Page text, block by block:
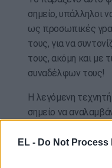
EL - Do Not
σημείο, υπάλληλοι
ως προσωπικές
τους, για να
τους, ακόμη και με
συναδέλφων τους!
Η λεγόμενη
σημείο να
και τις